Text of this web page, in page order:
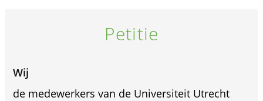
Petitie
Wij
de medewerkers van de Universiteit Utrecht